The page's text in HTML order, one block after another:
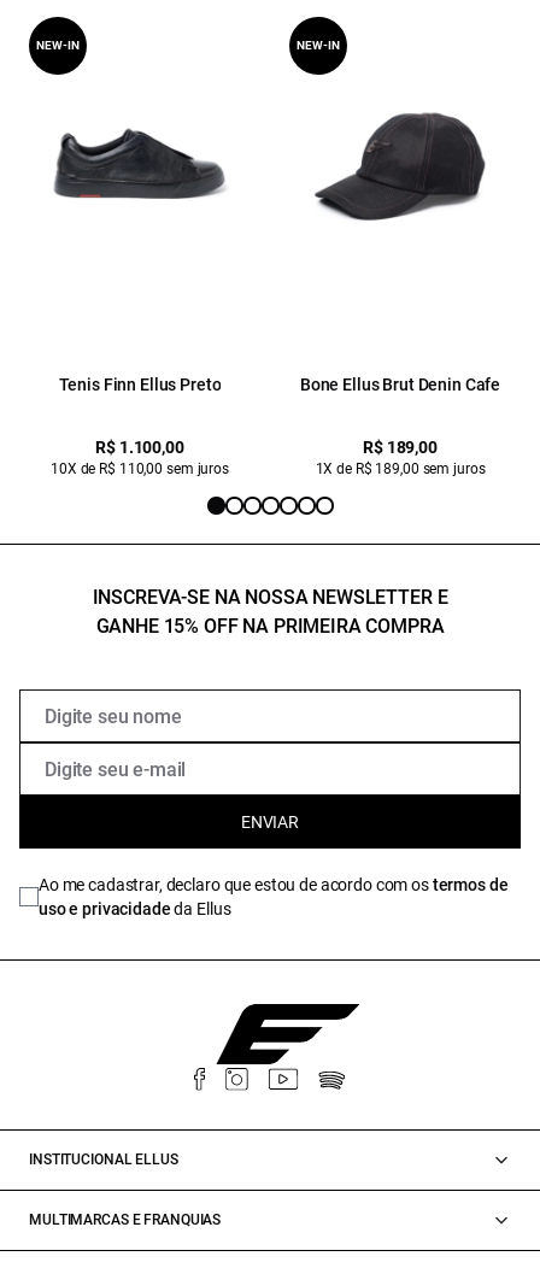
Tenis Finn Ellus Preto
R$ 1.100,00
10X de R$ 110,00 sem juros
NEW-IN
Bone Ellus Brut Denin Cafe
R$ 189,00
1X de R$ 189,00 sem juros
NEW-IN
INSCREVA-SE NA NOSSA NEWSLETTER E
GANHE 15% OFF NA PRIMEIRA COMPRA
ENVIAR
Ao me cadastrar, declaro que estou de acordo com ostermos de
uso e privacidadeda Ellus
INSTITUCIONAL ELLUS
MULTIMARCAS E FRANQUIAS